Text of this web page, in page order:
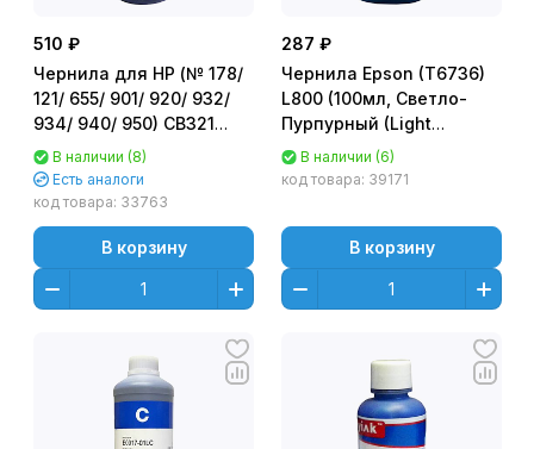
510 ₽
Чернила для HP (№ 178/
121/ 655/ 901/ 920/ 932/
934/ 940/ 950) CB321
(100мл, Черный (Black),
пигментные) HI-BK401
v.2 EverBrite™ MyInk
В наличии (8)
Есть аналоги
код товара: 33763
В корзину
287 ₽
Чернила Epson (T6736)
L800 (100мл, Светло-
Пурпурный (Light
Magenta)) EIM-801LM Ink-
Mate
В наличии (6)
код товара: 39171
В корзину